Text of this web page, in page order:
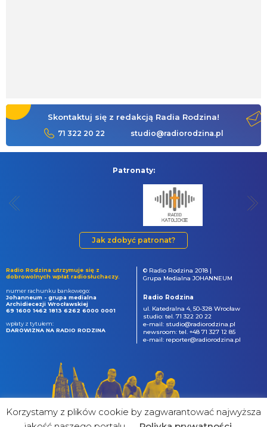
Skontaktuj się z redakcją Radia Rodzina!
71 322 20 22 studio@radiorodzina.pl
Patronaty:
Jak zdobyć patronat?
Radio Rodzina utrzymuje się z
dobrowolnych wpłat radiosłuchaczy.
numer rachunku bankowego:
Johanneum - grupa medialna
Archidiecezji Wrocławskiej
69 1600 1462 1813 6262 6000 0001
wpłaty z tytułem:
DAROWIZNA NA RADIO RODZINA
© Radio Rodzina 2018 |
Grupa Medialna JOHANNEUM
Radio Rodzina
ul. Katedralna 4, 50-328 Wrocław
studio: tel. 71 322 20 22
e-mail: studio@radiorodzina.pl
newsroom: tel. +48 71 327 12 85
e-mail: reporter@radiorodzina.pl
Korzystamy z plików cookie by zagwarantować najwyższa